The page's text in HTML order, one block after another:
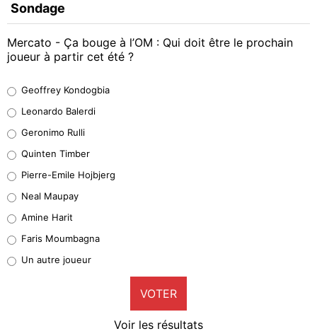
Sondage
Mercato - Ça bouge à l’OM : Qui doit être le prochain
joueur à partir cet été ?
38%
32%
5%
1%
9%
Geoffrey Kondogbia
Leonardo Balerdi
Geronimo Rulli
Quinten Timber
Pierre-Emile Hojbjerg
Neal Maupay
Amine Harit
Faris Moumbagna
Un autre joueur
VOTER
Voir les résultats